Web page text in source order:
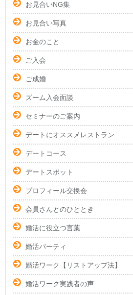
お見合いNG集
お見合い写真
お金のこと
ご入会
ご成婚
ズーム入会面談
セミナーのご案内
デートにオススメレストラン
デートコース
デートスポット
プロフィール交換会
会員さんとのひととき
婚活に役立つ言葉
婚活パーティ
婚活ワーク【リストアップ法】
婚活ワーク実践者の声